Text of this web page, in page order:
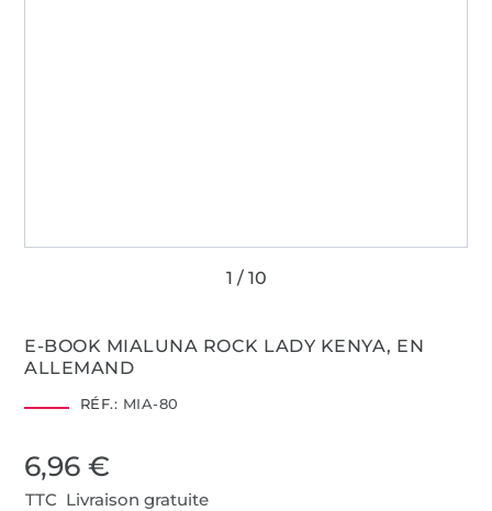
E-BOOK MIALUNA ROCK LADY KENYA, EN
ALLEMAND
RÉF.: MIA-80
6,96 €
TTC Livraison gratuite